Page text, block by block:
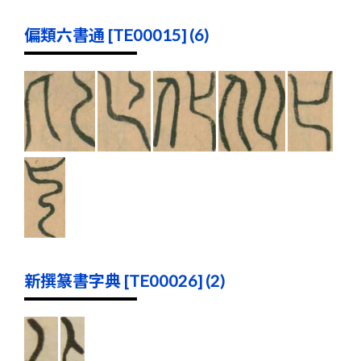
偏類六書通 [TE00015] (6)
新撰篆書字典 [TE00026] (2)